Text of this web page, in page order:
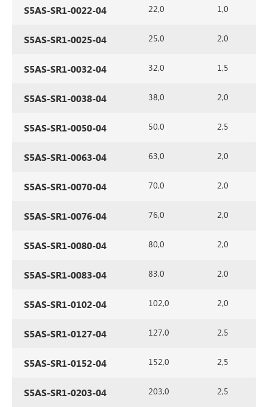
S5AS-SR1-0022-04 22,0 1,0
S5AS-SR1-0025-04 25,0 2,0
S5AS-SR1-0032-04 32,0 1,5
S5AS-SR1-0038-04 38,0 2,0
S5AS-SR1-0050-04 50,0 2,5
S5AS-SR1-0063-04 63,0 2,0
S5AS-SR1-0070-04 70,0 2,0
S5AS-SR1-0076-04 76,0 2,0
S5AS-SR1-0080-04 80,0 2,0
S5AS-SR1-0083-04 83,0 2,0
S5AS-SR1-0102-04 102,0 2,0
S5AS-SR1-0127-04 127,0 2,5
S5AS-SR1-0152-04 152,0 2,5
S5AS-SR1-0203-04 203,0 2,5